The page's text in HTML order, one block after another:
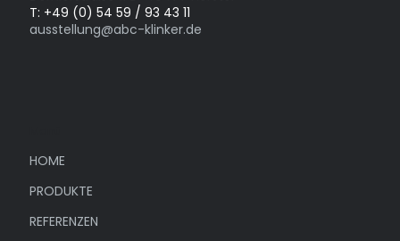
T: +49 (0) 54 59 / 93 43 11
ausstellung@abc-klinker.de
HOME
PRODUKTE
REFERENZEN